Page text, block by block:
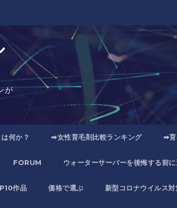
が
何か？ ➡女性育毛剤比較ランキング ➡育
FORUM ウォーターサーバーを後悔する前に
作品 価格で選ぶ 新型コロナウイルス